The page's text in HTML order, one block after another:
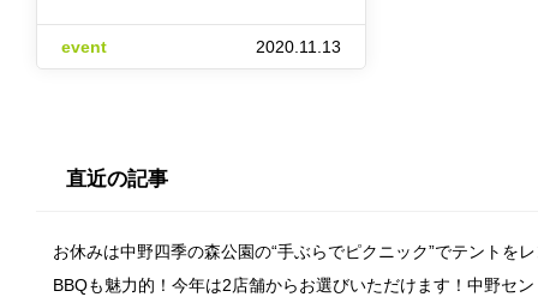
event 2020.11.13
直近の記事
お休みは中野四季の森公園の“手ぶらでピクニック”でテントを
BBQも魅力的！今年は2店舗からお選びいただけます！中野セ